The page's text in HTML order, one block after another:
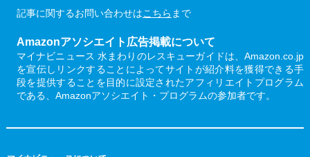
記事に関するお問い合わせはこちら まで
Amazonアソシエイト広告掲載について
マイナビニュース 水まわりのレスキューガイドは、Amazon.co.jp
を宣伝しリンクすることによってサイトが紹介料を獲得できる手
段を提供することを目的に設定されたアフィリエイトプログラム
である、Amazonアソシエイト・プログラムの参加者です。